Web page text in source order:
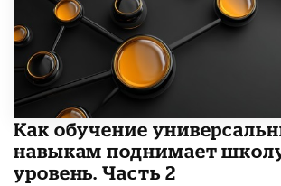
​Как обучение
навыкам поднимает
уровень. Часть 2